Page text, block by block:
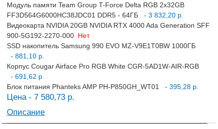
Модуль памяти Team Group T-Force Delta RGB 2x32GB
FF3D564G6000HC38JDC01 DDR5 - 64ГБ
- 3 832,20 р.
Видеокарта NVIDIA 20GB NVIDIA RTX 4000 Ada Generation SFF
900-5G192-2270-000 Нет
SSD накопитель Samsung 990 EVO MZ-V9E1T0BW 1000ГБ
- 881,10 р.
Корпус Cougar Airface Pro RGB White CGR-5AD1W-AIR-RGB
- 691,62 р.
Блок питания Phanteks AMP PH-P850GH_WT01
- 395,28 р.
Цена - 7 580,73 р.
Описание